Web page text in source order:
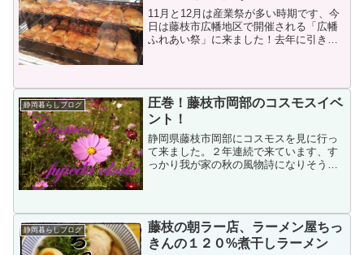
11月と12月は産業祭が多い時期です、今
日は藤枝市広幡地区で開催される「広幡
ふれあい祭」に来ました！去年に引き続
静岡暮らしブログ
圧巻！藤枝市岡部のコスモスイベ
ント！
静岡県藤枝市岡部にコスモスを見に行っ
て来ました。２年連続で来ています、す
っかり我が家の秋の風物詩になりそうで
静岡暮らしブログ
藤枝の朝ラー店、ラーメン屋ちっ
きんの１２０%煮干しラーメン